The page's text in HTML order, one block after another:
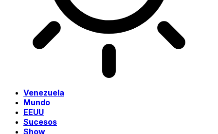
Venezuela
Mundo
EEUU
Sucesos
Show